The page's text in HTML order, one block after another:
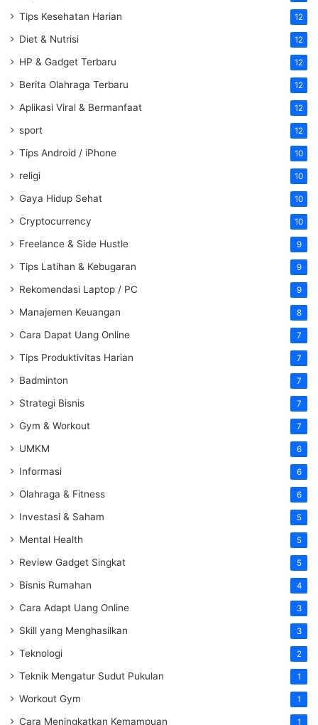
Tips Kesehatan Harian 12
Diet & Nutrisi 12
HP & Gadget Terbaru 12
Berita Olahraga Terbaru 12
Aplikasi Viral & Bermanfaat 12
sport 12
Tips Android / iPhone 10
religi 10
Gaya Hidup Sehat 10
Cryptocurrency 10
Freelance & Side Hustle 9
Tips Latihan & Kebugaran 9
Rekomendasi Laptop / PC 9
Manajemen Keuangan 8
Cara Dapat Uang Online 7
Tips Produktivitas Harian 7
Badminton 7
Strategi Bisnis 7
Gym & Workout 7
UMKM 6
Informasi 6
Olahraga & Fitness 6
Investasi & Saham 5
Mental Health 5
Review Gadget Singkat 5
Bisnis Rumahan 4
Cara Adapt Uang Online 3
Skill yang Menghasilkan 3
Teknologi 2
Teknik Mengatur Sudut Pukulan 1
Workout Gym 1
Cara Meningkatkan Kemampuan 1